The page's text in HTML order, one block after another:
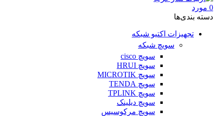
0 مورد
دسته‌ بندی‌ها
تجهیزات اکتیو شبکه
سویچ شبکه
سویچ cisco
سویچ HRUI
سویچ MICROTIK
سویچ TENDA
سویچ TPLINK
سویچ دیلینک
سویچ مرکوسیس